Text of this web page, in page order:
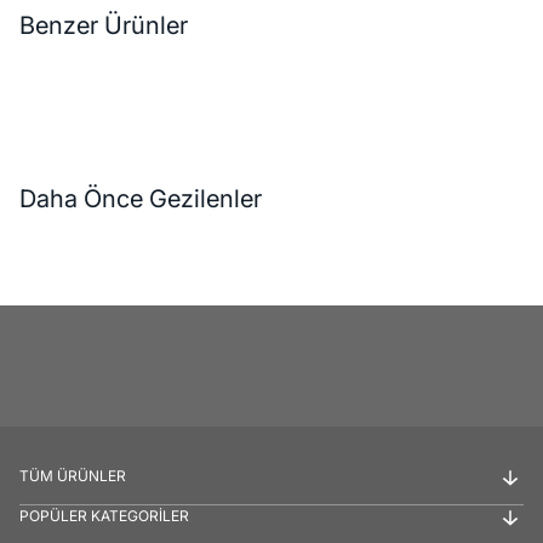
Benzer Ürünler
Daha Önce Gezilenler
TÜM ÜRÜNLER
POPÜLER KATEGORİLER